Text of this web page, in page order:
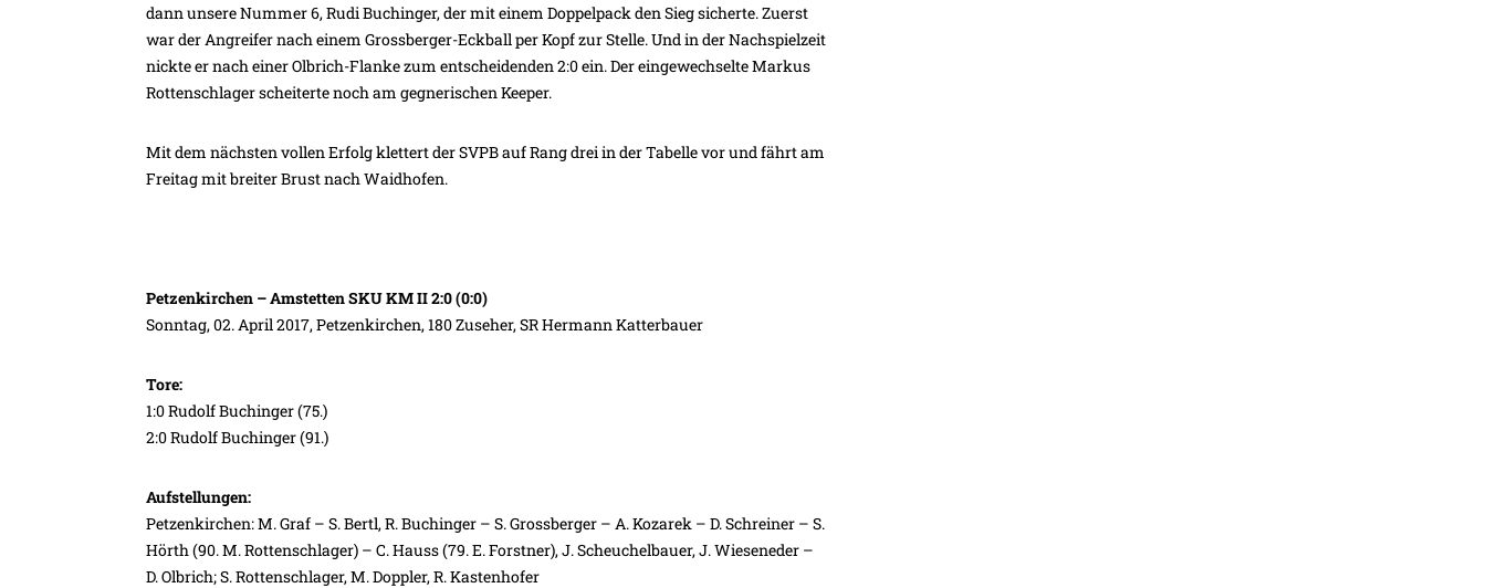
dann unsere Nummer 6, Rudi Buchinger, der mit einem Doppelpack den Sieg sicherte. Zuerst
war der Angreifer nach einem Grossberger-Eckball per Kopf zur Stelle. Und in der Nachspielzeit
nickte er nach einer Olbrich-Flanke zum entscheidenden 2:0 ein. Der eingewechselte Markus
Rottenschlager scheiterte noch am gegnerischen Keeper.
Mit dem nächsten vollen Erfolg klettert der SVPB auf Rang drei in der Tabelle vor und fährt am
Freitag mit breiter Brust nach Waidhofen.
Petzenkirchen – Amstetten SKU KM II 2:0 (0:0)
Sonntag, 02. April 2017, Petzenkirchen, 180 Zuseher, SR Hermann Katterbauer
Tore:
1:0 Rudolf Buchinger (75.)
2:0 Rudolf Buchinger (91.)
Aufstellungen:
Petzenkirchen: M. Graf – S. Bertl, R. Buchinger – S. Grossberger – A. Kozarek – D. Schreiner – S.
Hörth (90. M. Rottenschlager) – C. Hauss (79. E. Forstner), J. Scheuchelbauer, J. Wieseneder –
D. Olbrich; S. Rottenschlager, M. Doppler, R. Kastenhofer